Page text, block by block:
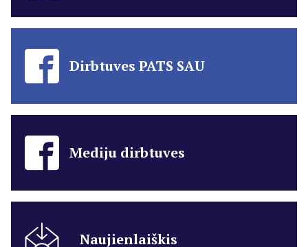
Dirbtuves PATS SAU
Mediju dirbtuves
Naujienlaiškis